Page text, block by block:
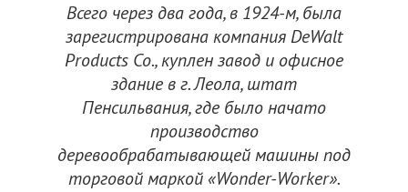
Всего через два года, в 1924-м, была
зарегистрирована компания DeWalt
Products Co., куплен завод и офисное
здание в г. Леола, штат
Пенсильвания, где было начато
производство
деревообрабатывающей машины под
торговой маркой «Wonder-Worker».